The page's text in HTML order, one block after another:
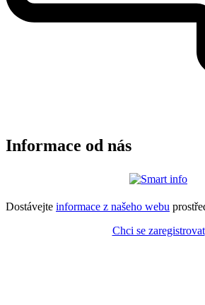
Informace od nás
Dostávejte informace z našeho webu
Chci se zaregistrovat